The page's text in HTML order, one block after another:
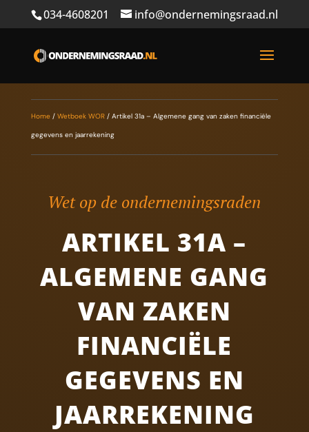
034-4608201 info@ondernemingsraad.nl
Home/ Wetboek WOR/ Artikel 31a – Algemene gang van zaken financiële
gegevens en jaarrekening
Wet op de ondernemingsraden
ARTIKEL 31A –
ALGEMENE GANG
VAN ZAKEN
FINANCIËLE
GEGEVENS EN
JAARREKENING